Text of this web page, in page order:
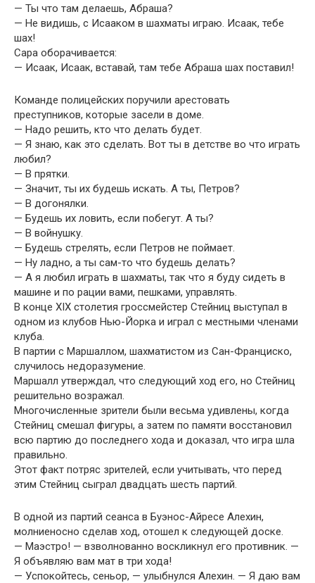
— Ты что там делаешь, Абраша?
— Не видишь, с Исааком в шахматы играю. Исаак, тебе
шах!
Сара оборачивается:
— Исаак, Исаак, вставай, там тебе Абраша шах поставил!
Команде полицейских поручили арестовать
преступников, которые засели в доме.
— Надо решить, кто что делать будет.
— Я знаю, как это сделать. Вот ты в детстве во что играть
любил?
— В прятки.
— Значит, ты их будешь искать. А ты, Петров?
— В догонялки.
— Будешь их ловить, если побегут. А ты?
— В войнушку.
— Будешь стрелять, если Петров не поймает.
— Ну ладно, а ты сам-то что будешь делать?
— А я любил играть в шахматы, так что я буду сидеть в
машине и по рации вами, пешками, управлять.
В конце XIX столетия гроссмейстер Стейниц выступал в
одном из клубов Нью-Йорка и играл с местными членами
клуба.
В партии с Маршаллом, шахматистом из Сан-Франциско,
случилось недоразумение.
Маршалл утверждал, что следующий ход его, но Стейниц
решительно возражал.
Многочисленные зрители были весьма удивлены, когда
Стейниц смешал фигуры, а затем по памяти восстановил
всю партию до последнего хода и доказал, что игра шла
правильно.
Этот факт потряс зрителей, если учитывать, что перед
этим Стейниц сыграл двадцать шесть партий.
В одной из партий сеанса в Буэнос-Айресе Алехин,
молниеносно сделав ход, отошел к следующей доске.
— Маэстро! — взволнованно воскликнул его противник. —
Я объявляю вам мат в три хода!
— Успокойтесь, сеньор, — улыбнулся Алехин. — Я даю вам